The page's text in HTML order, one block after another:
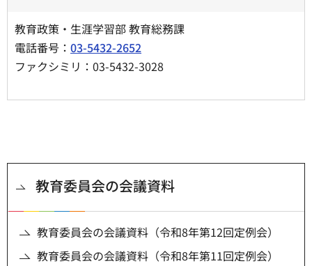
教育政策・生涯学習部 教育総務課
電話番号： 03-5432-2652
ファクシミリ：03-5432-3028
教育委員会の会議資料
教育委員会の会議資料（令和8年第12回定例会）
教育委員会の会議資料（令和8年第11回定例会）